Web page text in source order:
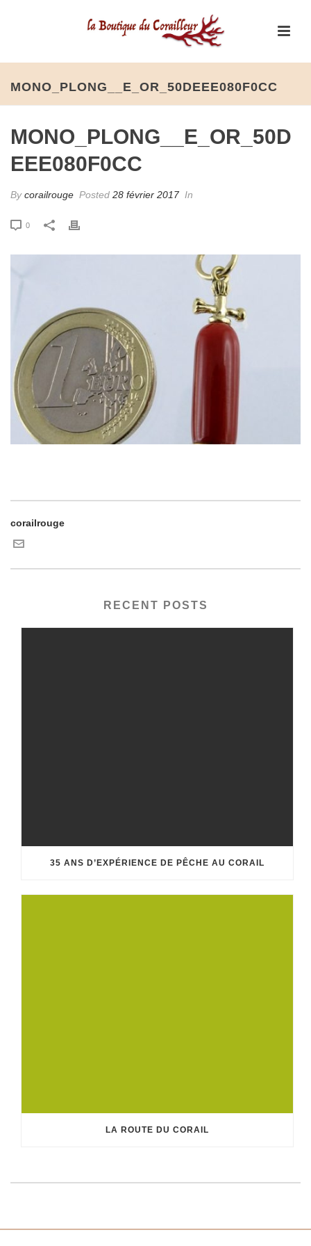
MONO_PLONG__E_OR_50DEEE080F0CC
MONO_PLONG__E_OR_50D
EEE080F0CC
Bycorailrouge Posted 28 février 2017 In
0
corailrouge
RECENT POSTS
35 ANS D’EXPÉRIENCE DE PÊCHE AU CORAIL
LA ROUTE DU CORAIL